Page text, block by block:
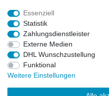
Alle Markennamen,
und Beschreibungen sind
Eigentümer und dienen hier nur
Preise nur für registrierte
€
LEGO, das LEGO Logo, die
Essenziell
Statistik
Zahlungsdienstleister
Externe Medien
DHL Wunschzustellung
Funktional
Weitere Einstellungen